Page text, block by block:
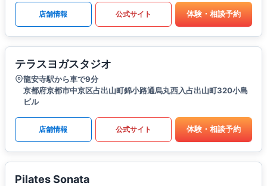
店舗情報 公式サイト 体験・相談予約
テラスヨガスタジオ
龍安寺駅から車で9分
京都府京都市中京区占出山町錦小路通烏丸西入占出山町320小島
ビル
店舗情報 公式サイト 体験・相談予約
Pilates Sonata